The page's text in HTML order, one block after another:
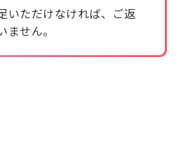
いただけなければ、ご返
せん。